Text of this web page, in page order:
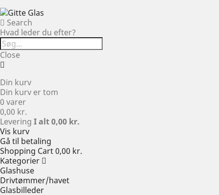
Search
Hvad leder du efter?
Close
Din kurv
Din kurv er tom
0 varer
0,00 kr.
Levering I alt0,00 kr.
Vis kurv
Gå til betaling
Shopping Cart0,00 kr.
Kategorier
Glashuse
Drivtømmer/havet
Glasbilleder